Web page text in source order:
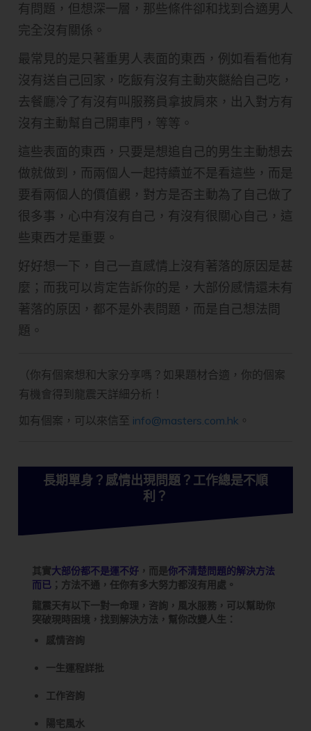
有問題，但想深一層，那些條件卻和找到合適男人
完全沒有關係。
最常見的是只著重男人表面的東西，例如看看他有
沒有送自己回家，吃飯有沒有主動夾餸給自己吃，
去餐廳冷了有沒有叫服務員拿披肩來，出入對方有
沒有主動幫自己開車門，等等。
這些表面的東西，只要是想追自己的男生主動想去
做就做到，而兩個人一起持續並不是看這些，而是
要看兩個人的價值觀，對方是否主動為了自己做了
很多事，心中有沒有自己，有沒有很關心自己，這
些東西才是重要。
好好想一下，自己一直感情上沒有著落的原因是甚
麼；而我可以肯定告訴你的是，大部份感情還未有
著落的原因，都不是外表問題，而是自己想法問
題。
（你有個案想和大家分享嗎？如果題材合適，你的個案
有機會得到龍震天詳細分析！
如有個案，可以來信至 info@masters.com.hk 。
長期單身？感情出現問題？工作總是不順
利？
其實大部份都不是運不好 ，而是你不清楚問題的解決方法
而已 ；方法不通，任你有多大努力都沒有用處。
龍震天有以下一對一命理，咨詢，風水服務，可以幫助你
突破現時困境，找到解決方法，幫你改變人生：
感情咨詢
一生運程詳批
工作咨詢
陽宅風水